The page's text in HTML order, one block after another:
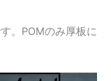
。POMのみ厚板に